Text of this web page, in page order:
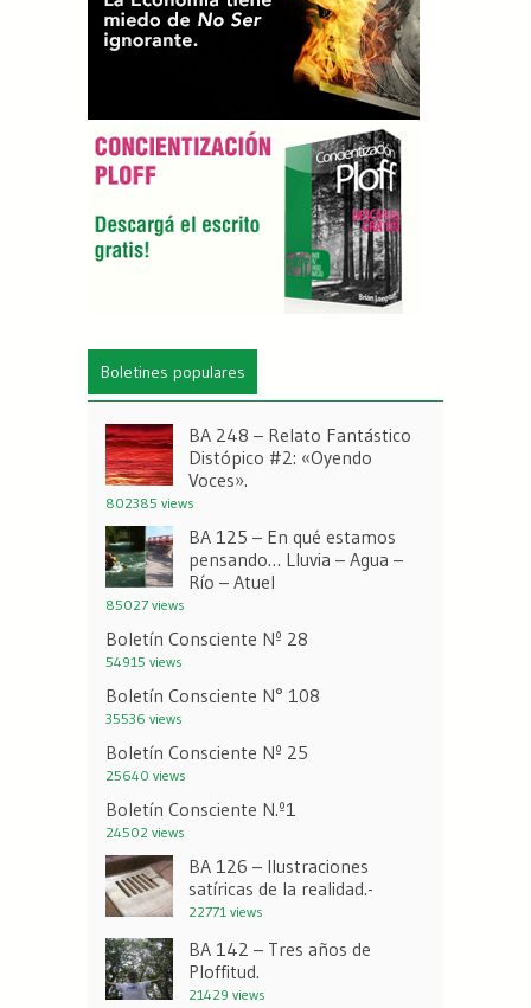
Boletines populares
BA 248 – Relato Fantástico
Distópico #2: «Oyendo
Voces».
802385 views
BA 125 – En qué estamos
pensando… Lluvia – Agua –
Río – Atuel
85027 views
Boletín Consciente Nº 28
54915 views
Boletín Consciente N° 108
35536 views
Boletín Consciente Nº 25
25640 views
Boletín Consciente N.º1
24502 views
BA 126 – Ilustraciones
satíricas de la realidad.-
22771 views
BA 142 – Tres años de
Ploffitud.
21429 views